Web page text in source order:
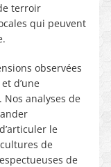
terroir
qui peuvent
observées
d’une
analyses de
le
de
de